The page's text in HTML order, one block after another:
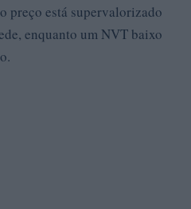
preço está supervalorizado
enquanto um NVT baixo